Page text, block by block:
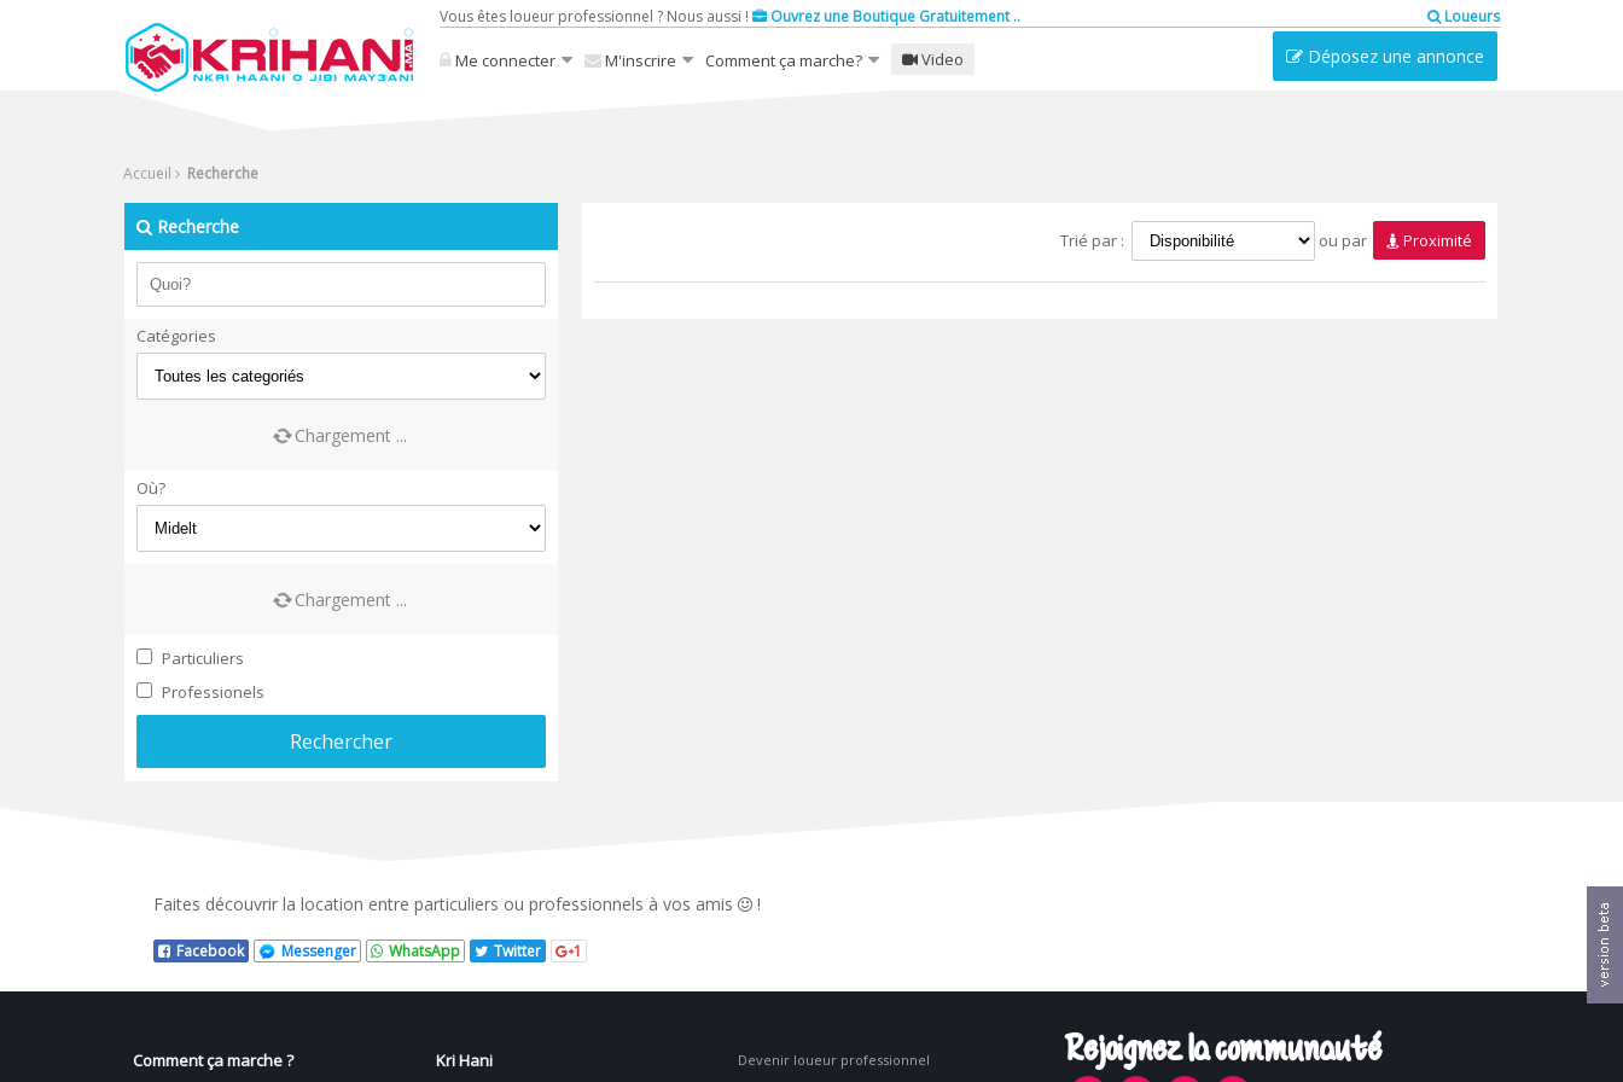
Vous êtes loueur professionnel ? Nous aussi ! Ouvrez une Boutique Gratuitement .. Loueurs
Me connecter M'inscrire Comment ça marche? Video Déposez une annonce
Accueil Recherche
Recherche
Catégories
Chargement ...
Où?
Chargement ...
Particuliers
Professionels
Rechercher
Trié par : ou par Proximité
Faites découvrir la location entre particuliers ou professionnels à vos amis !
Facebook Messenger WhatsApp Twitter 1
Comment ça marche ? Kri Hani
Devenir loueur professionnel
Rejoignez la communauté